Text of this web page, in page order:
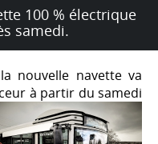
100 % électrique
samedi.
nouvelle navette va
à partir du samedi